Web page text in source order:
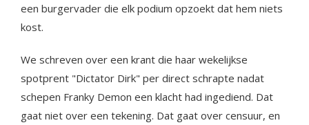
een burgervader die elk podium opzoekt dat hem niets
kost.
We schreven over een krant die haar wekelijkse
spotprent "Dictator Dirk" per direct schrapte nadat
schepen Franky Demon een klacht had ingediend. Dat
gaat niet over een tekening. Dat gaat over censuur, en